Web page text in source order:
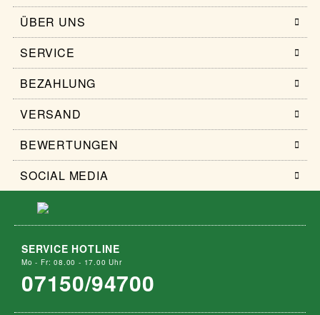
ÜBER UNS
SERVICE
BEZAHLUNG
VERSAND
BEWERTUNGEN
SOCIAL MEDIA
SERVICE HOTLINE
Mo - Fr: 08.00 - 17.00 Uhr
07150/94700